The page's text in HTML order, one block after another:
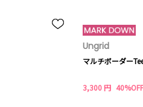
Ungrid
マルチボーダー
3,300 円 40%OFF